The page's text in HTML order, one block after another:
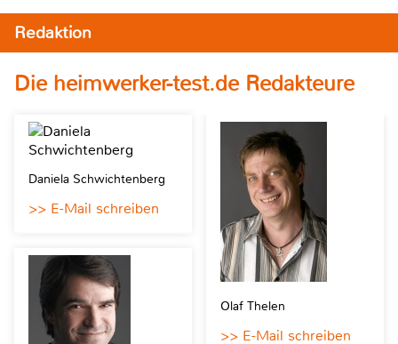
Redaktion
Die heimwerker-test.de Redakteure
Daniela Schwichtenberg
>> E-Mail schreiben
Olaf Thelen
>> E-Mail schreiben